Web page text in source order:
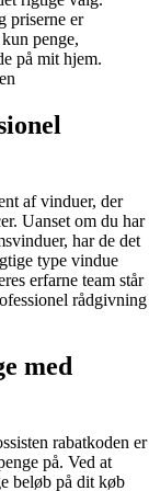
priserne er
penge,
på mit hjem.
af vinduer, der
Uanset om du har
har de det
type vindue
erfarne team står
rådgivning
med
rabatkoden er
på. Ved at
beløb på dit køb